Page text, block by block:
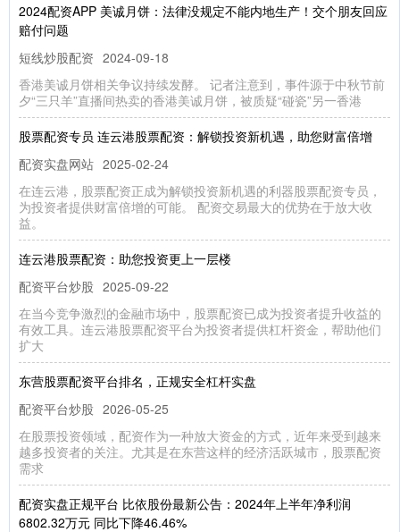
2024配资APP 美诚月饼：法律没规定不能内地生产！交个朋友回应
赔付问题
短线炒股配资 2024-09-18
香港美诚月饼相关争议持续发酵。 记者注意到，事件源于中秋节前
夕“三只羊”直播间热卖的香港美诚月饼，被质疑“碰瓷”另一香港
股票配资专员 连云港股票配资：解锁投资新机遇，助您财富倍增
配资实盘网站 2025-02-24
在连云港，股票配资正成为解锁投资新机遇的利器股票配资专员，
为投资者提供财富倍增的可能。 配资交易最大的优势在于放大收
益。
连云港股票配资：助您投资更上一层楼
配资平台炒股 2025-09-22
在当今竞争激烈的金融市场中，股票配资已成为投资者提升收益的
有效工具。连云港股票配资平台为投资者提供杠杆资金，帮助他们
扩大
东营股票配资平台排名，正规安全杠杆实盘
配资平台炒股 2026-05-25
在股票投资领域，配资作为一种放大资金的方式，近年来受到越来
越多投资者的关注。尤其是在东营这样的经济活跃城市，股票配资
需求
配资实盘正规平台 比依股份最新公告：2024年上半年净利润
6802.32万元 同比下降46.46%